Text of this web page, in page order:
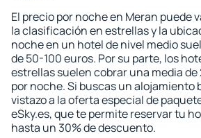
El precio por noche en Meran puede
la clasificación en estrellas y la
noche en un hotel de nivel medio
de 50-100 euros. Por su parte, los
estrellas suelen cobrar una media de
por noche. Si buscas un alojamiento
vistazo a la oferta especial de
eSky.es, que te permite reservar tu
hasta un 30% de descuento.